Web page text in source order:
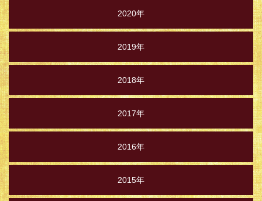
2020年
2019年
2018年
2017年
2016年
2015年